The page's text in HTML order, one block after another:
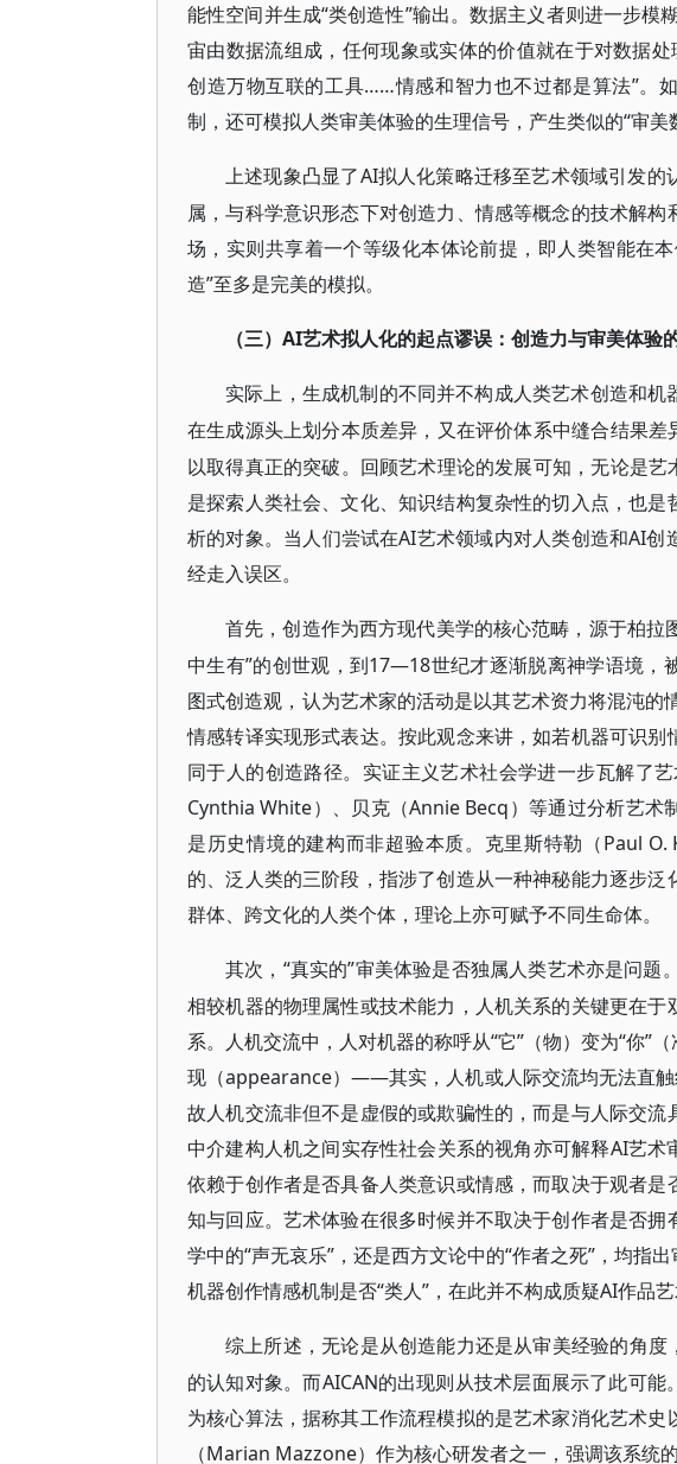
能性空间并生成“类创造性”输出。数据主义者则进一步模
宙由数据流组成，任何现象或实体的价值就在于对数据
创造万物互联的工具……情感和智力也不过都是算法”。
制，还可模拟人类审美体验的生理信号，产生类似的“审美
上述现象凸显了AI拟人化策略迁移至艺术领域引发
属，与科学意识形态下对创造力、情感等概念的技术解
场，实则共享着一个等级化本体论前提，即人类智能在
造”至多是完美的模拟。
（三） AI艺术拟人化的起点谬误：创造力与审美体验
实际上，生成机制的不同并不构成人类艺术创造和
在生成源头上划分本质差异，又在评价体系中缝合结果差
以取得真正的突破。回顾艺术理论的发展可知，无论是
是探索人类社会、文化、知识结构复杂性的切入点，也
析的对象。当人们尝试在AI艺术领域内对人类创造和AI
经走入误区。
首先，创造作为西方现代美学的核心范畴，源于柏拉
中生有”的创世观，到17—18世纪才逐渐脱离神学语境，
图式创造观，认为艺术家的活动是以其艺术资力将混沌
情感转译实现形式表达。按此观念来讲，如若机器可识
同于人的创造路径。实证主义艺术社会学进一步瓦解了
Cynthia White）、贝克（Annie Becq）等通过分析艺术
是历史情境的建构而非超验本质。克里斯特勒（Paul
的、泛人类的三阶段，指涉了创造从一种神秘能力逐步
群体、跨文化的人类个体，理论上亦可赋予不同生命体。
其次， “真实的”审美体验是否独属人类艺术亦是问
相较机器的物理属性或技术能力，人机关系的关键更在
系。人机交流中，人对机器的称呼从“它”（物）变为“你”
现（appearance）——其实，人机或人际交流均无法直触
故人机交流非但不是虚假的或欺骗性的，而是与人际交
中介建构人机之间实存性社会关系的视角亦可解释AI艺
依赖于创作者是否具备人类意识或情感，而取决于观者
知与回应。艺术体验在很多时候并不取决于创作者是否
学中的“声无哀乐”，还是西方文论中的“作者之死”，均指
机器创作情感机制是否“类人”，在此并不构成质疑AI作品
综上所述，无论是从创造能力还是从审美经验的角度
的认知对象。而AICAN的出现则从技术层面展示了此可
为核心算法，据称其工作流程模拟的是艺术家消化艺术
（Marian Mazzone）作为核心研发者之一，强调该系统